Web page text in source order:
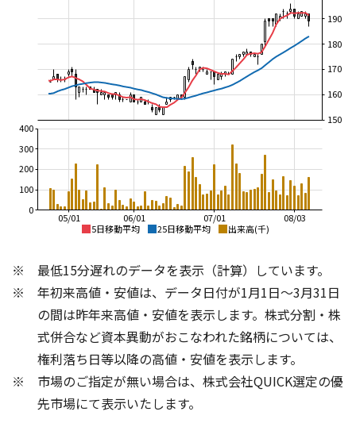
5日移動平均 25日移動平均 出来高(千)
08/03
07/01
06/01
05/01
150
160
170
180
190
0
100
200
300
400
100
160
4
50
150
200
1,500
最低15分遅れのデータを表示（計算）しています。
年初来高値・安値は、データ日付が1月1日～3月31日
の間は昨年来高値・安値を表示します。株式分割・株
式併合など資本異動がおこなわれた銘柄については、
権利落ち日等以降の高値・安値を表示します。
市場のご指定が無い場合は、株式会社QUICK選定の優
先市場にて表示いたします。